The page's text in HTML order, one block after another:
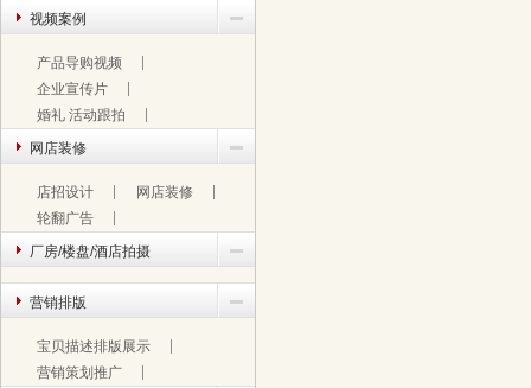
视频案例
产品导购视频
企业宣传片
婚礼 活动跟拍
网店装修
店招设计
网店装修
轮翻广告
厂房/楼盘/酒店拍摄
营销排版
宝贝描述排版展示
营销策划推广